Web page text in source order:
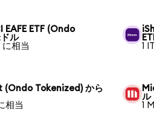
EAFE ETF (Ondo
ル
に相当
1
(Ondo Tokenized) から
相当
ル
1